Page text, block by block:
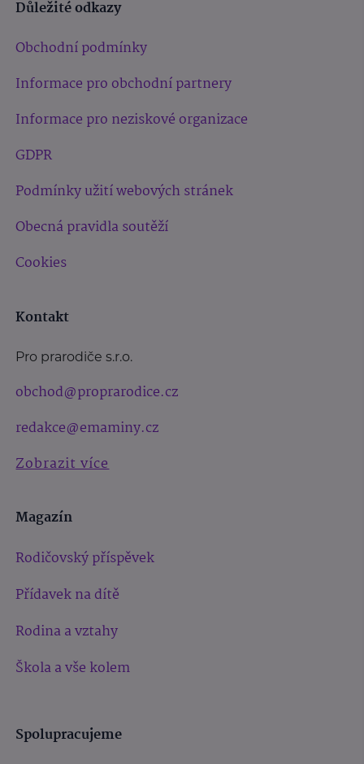
Důležité odkazy
Obchodní podmínky
Informace pro obchodní partnery
Informace pro neziskové organizace
GDPR
Podmínky užití webových stránek
Obecná pravidla soutěží
Cookies
Kontakt
Pro prarodiče s.r.o.
obchod@proprarodice.cz
redakce@emaminy.cz
Zobrazit více
Magazín
Rodičovský příspěvek
Přídavek na dítě
Rodina a vztahy
Škola a vše kolem
Spolupracujeme